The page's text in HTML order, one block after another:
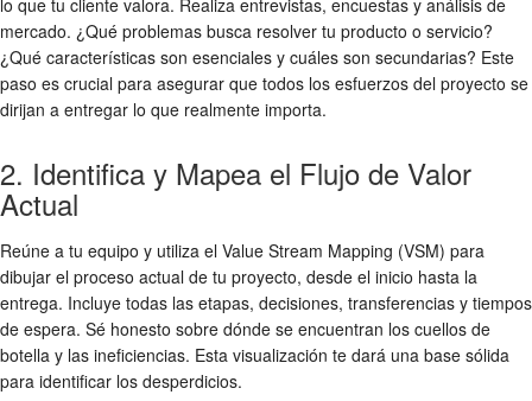
mercado. ¿Qué problemas busca resolver tu producto o servicio?
¿Qué características son esenciales y cuáles son secundarias? Este
paso es crucial para asegurar que todos los esfuerzos del proyecto se
dirijan a entregar lo que realmente importa.
2. Identifica y Mapea el Flujo de Valor
Actual
Reúne a tu equipo y utiliza el Value Stream Mapping (VSM) para
dibujar el proceso actual de tu proyecto, desde el inicio hasta la
entrega. Incluye todas las etapas, decisiones, transferencias y tiempos
de espera. Sé honesto sobre dónde se encuentran los cuellos de
botella y las ineficiencias. Esta visualización te dará una base sólida
para identificar los desperdicios.